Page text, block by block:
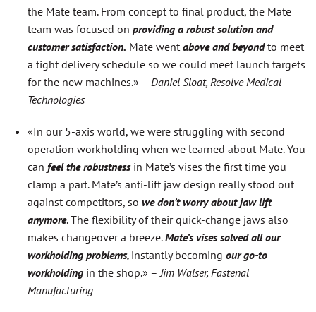
the Mate team. From concept to final product, the Mate
team was focused on providing a robust solution and
customer satisfaction. Mate went above and beyondto meet
a tight delivery schedule so we could meet launch targets
for the new machines.» – Daniel Sloat, Resolve Medical
Technologies
«In our 5-axis world, we were struggling with second
operation workholding when we learned about Mate. You
can feel the robustnessin Mate’s vises the first time you
clamp a part. Mate’s anti-lift jaw design really stood out
against competitors, so wedon’t worry about jaw lift
anymore. The flexibility of their quick-change jaws also
makes changeover a breeze.Mate’s vises solved all our
workholding problems, instantly becoming our go-to
workholdingin the shop.» – Jim Walser, Fastenal
Manufacturing